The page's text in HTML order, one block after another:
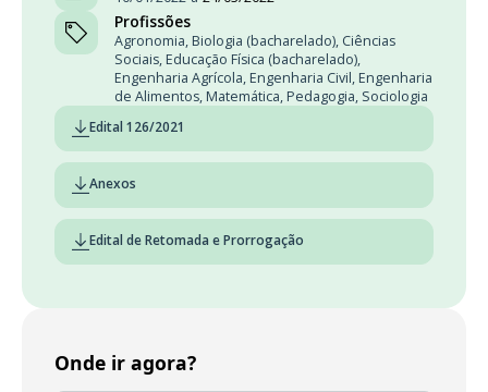
Profissões
Agronomia, Biologia (bacharelado), Ciências
Sociais, Educação Física (bacharelado),
Engenharia Agrícola, Engenharia Civil, Engenharia
de Alimentos, Matemática, Pedagogia, Sociologia
Edital 126/2021
Anexos
Edital de Retomada e Prorrogação
Onde ir agora?